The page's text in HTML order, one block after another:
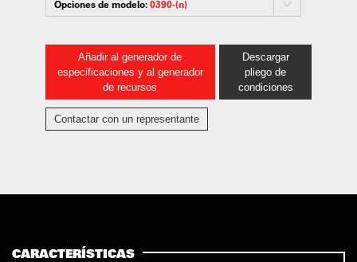
Opciones de modelo:0390-(n)
Añadir al generador de
especificaciones y al generador
de recursos
Descargar
pliego de
condiciones
Contactar con un representante
CARACTERÍSTICAS